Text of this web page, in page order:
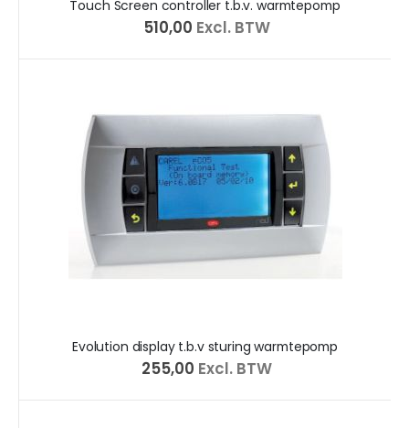
Touch Screen controller t.b.v. warmtepomp
€ 510,00 Excl. BTW
Evolution display t.b.v sturing warmtepomp
€ 255,00 Excl. BTW